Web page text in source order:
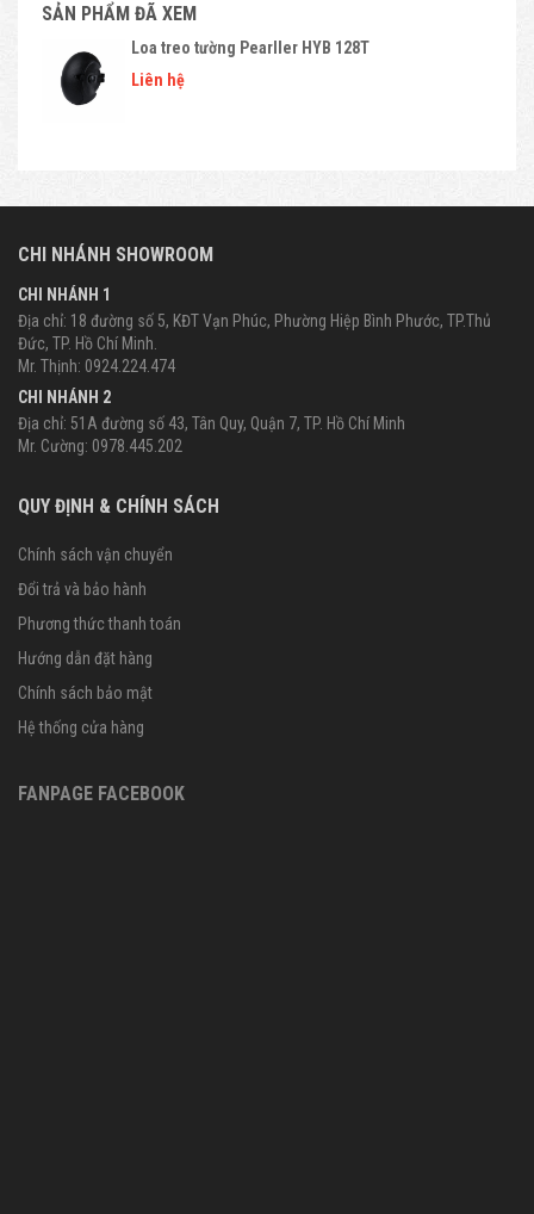
SẢN PHẨM ĐÃ XEM
Loa treo tường Pearller HYB 128T
Liên hệ
CHI NHÁNH SHOWROOM
CHI NHÁNH 1
Địa chỉ: 18 đường số 5, KĐT Vạn Phúc, Phường Hiệp Bình Phước, TP.Thủ
Đức, TP. Hồ Chí Minh.
Mr. Thịnh: 0924.224.474
CHI NHÁNH 2
Địa chỉ: 51A đường số 43, Tân Quy, Quận 7, TP. Hồ Chí Minh
Mr. Cường: 0978.445.202
QUY ĐỊNH & CHÍNH SÁCH
Chính sách vận chuyển
Đổi trả và bảo hành
Phương thức thanh toán
Hướng dẫn đặt hàng
Chính sách bảo mật
Hệ thống cửa hàng
FANPAGE FACEBOOK